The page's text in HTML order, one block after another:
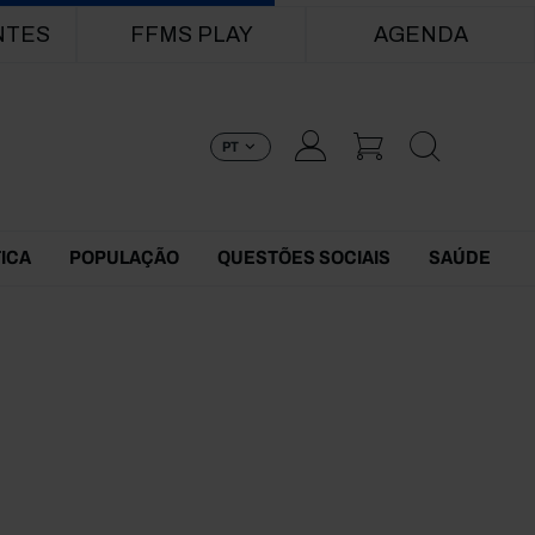
FFMS PLAY AGENDA
PT
POPULAÇÃO QUESTÕES SOCIAIS SAÚDE